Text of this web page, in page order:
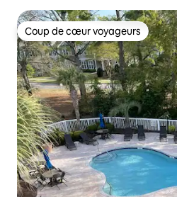
Coup de cœur voyageurs
Coup de cœur voyageurs